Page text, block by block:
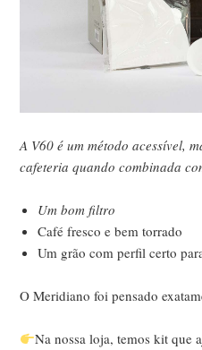
A V60 é um método acessível,
cafeteria quando combinada
Um bom filtro
Café fresco e bem torrado
Um grão com perfil certo
O Meridiano foi pensado
Na nossa loja, temos kit que